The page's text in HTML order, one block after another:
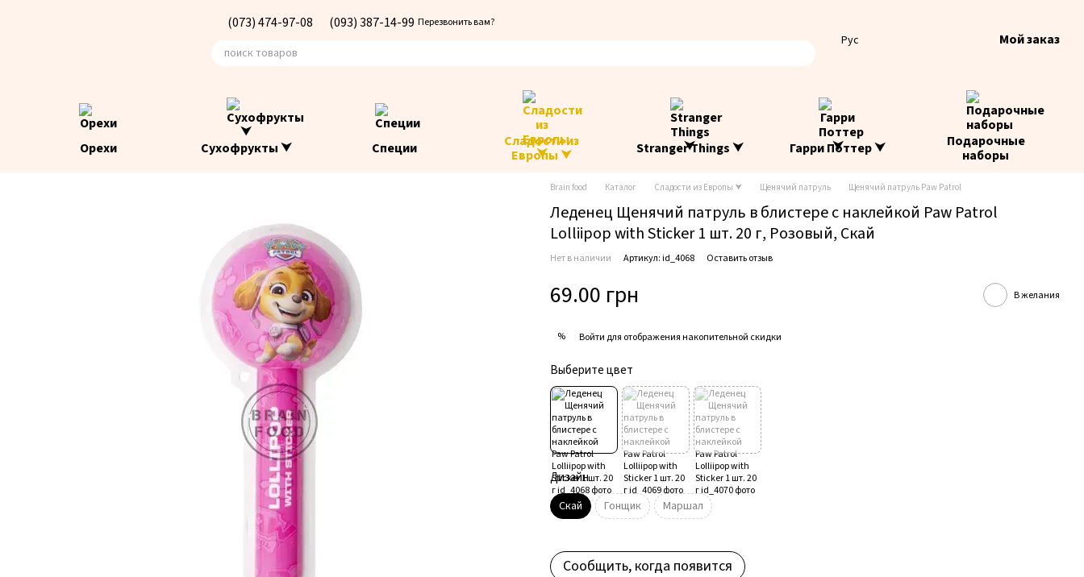
(073) 474-97-08 (093) 387-14-99 Перезвонить вам?
Рус Мой заказ
Орехи Сухофрукты ⮟ Специи
Сладости из
Европы ⮟
Stranger Things ⮟ Гарри Поттер ⮟
Подарочные
наборы
Brain food Каталог Сладости из Европы ⮟ Щенячий патруль Щенячий патруль Paw Patrol
Леденец Щенячий патруль в блистере с наклейкой Paw Patrol
Lolliipop with Sticker 1 шт. 20 г, Розовый, Скай
Нет в наличии Артикул: id_4068 Оставить отзыв
69.00 грн В желания
% Войтидля отображения накопительной скидки
Выберите цвет
Дизайн
Скай Гонщик Маршал
Сообщить, когда появится